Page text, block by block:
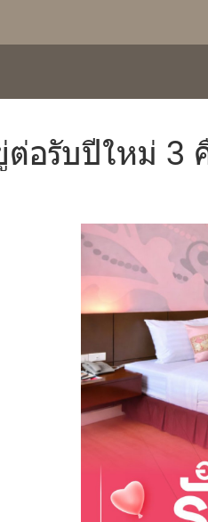
ต่อรับปีใหม่ 3